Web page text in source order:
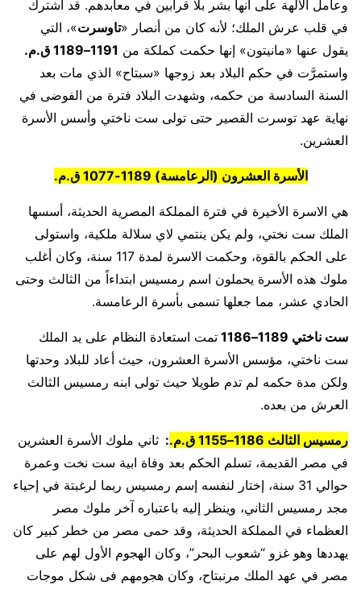
وعامل الآلهة على أنها بشر بلا قرابين في معابدهم. قد اشترك
في قلب عرش الملك؛ لأنه كان من أنصار «تاوسرت»، التي
يقول عنها «مانيتون» إنها حكمت كملكة من 1191–1189 ق.م.
واستمرَّت في حكم البلاد بعد زوجها «سبتاح» الذي مات بعد
السنة السادسة من حكمه، وشهدت البلاد فترة من الفوضى في
نهاية عهد توسرت القصير حتى تولى ست ناختي وأسس الأسرة
العشرين.
الأسرة العشرون (الرعامسة) 1189-1077 ق.م.
هي الاسرة الأخيرة في فترة المملكة المصرية الحديثة، أسسها
الملك ست نختي، ولم يكن ينتمي لاي سلالة ملكية، واستولى
على الحكم بالقوة، وحكمت الاسرة لمدة 117 سنة، وكان أغلب
ملوك هذه الأسرة يحملون اسم رمسيس ابتداءاً من الثالث وحتى
الحادي عشر، مما جعلها تسمى بأسرة الرعامسة.
ست ناختي 1189–1186
تمت استعادة النظام على يد الملك
ست ناختي، مؤسس الأسرة العشرون، حيث أعاد للبلاد وحدتها
ولكن مدة حكمه لم تدم طويلا حيث تولى ابنه رمسيس الثالث
العرش من بعده.
رمسيس الثالث 1186–1155 ق.م. : ثاني ملوك الأسرة العشرين
في مصر القديمة، تسلم الحكم بعد وفاة ابية ست نخت وعمرة
حوالي 31 سنة، إختار لنفسه إسم رمسيس ربما لرغبتة في إحياء
مجد رمسيس الثاني، وينظر إليه باعتباره آخر ملوك مصر
العظماء في المملكة الحديثة، وقد حمى مصر من خطر كبير كان
يهددها وهو غزو “شعوب البحر”، وكان الهجوم الأول لهم على
مصر في عهد الملك مرنبتاح، وكان هجومهم فى شكل موجات